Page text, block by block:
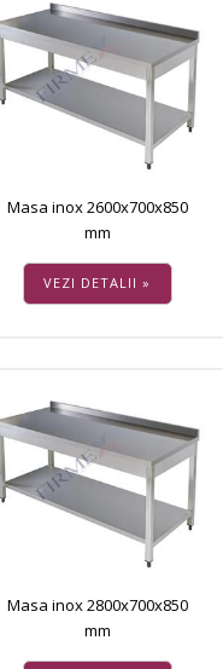
Masa inox 2600x700x850
mm
VEZI DETALII »
Masa inox 2800x700x850
mm